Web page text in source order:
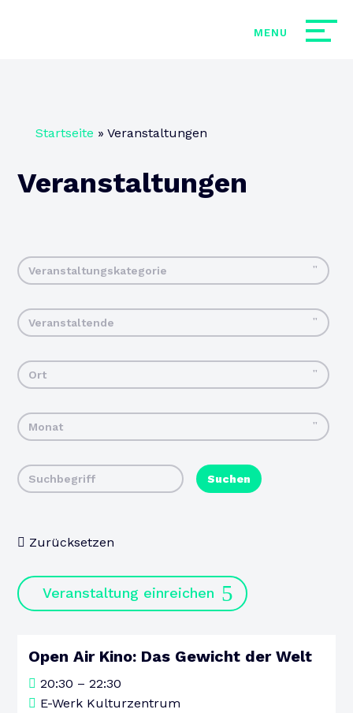
Startseite » Veranstaltungen
Veranstaltungen
Veranstaltungskategorie
Veranstaltende
Ort
Monat
Suchen
Zurücksetzen
Veranstaltung einreichen
06
DONNERSTAG
Open Air Kino: Das Gewicht der Welt
20:30 – 22:30
E-Werk Kulturzentrum